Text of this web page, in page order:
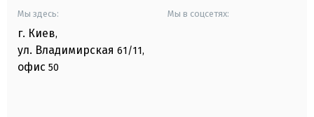
Мы здесь:
г. Киев,
ул. Владимирская 61/11,
офис 50
Мы в соцсетях: